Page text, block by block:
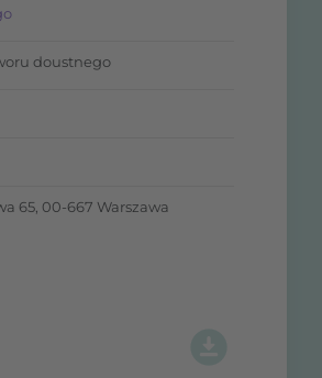
doustnego
65, 00-667 Warszawa